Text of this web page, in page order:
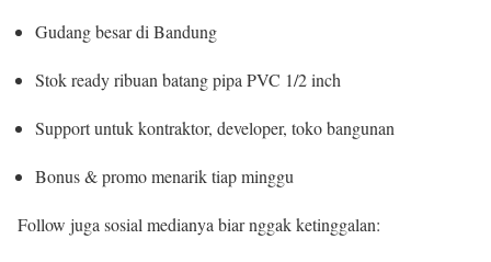
Gudang besar di Bandung
Stok ready ribuan batang pipa PVC 1/2 inch
Support untuk kontraktor, developer, toko bangunan
Bonus & promo menarik tiap minggu
Follow juga sosial medianya biar nggak ketinggalan: